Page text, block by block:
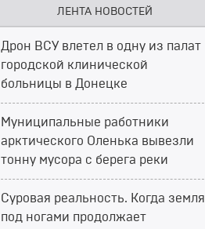
ЛЕНТА НОВОСТЕЙ
Дрон ВСУ влетел в одну из палат
городской клинической
больницы в Донецке
Муниципальные работники
арктического Оленька вывезли
тонну мусора с берега реки
Суровая реальность. Когда земля
под ногами продолжает